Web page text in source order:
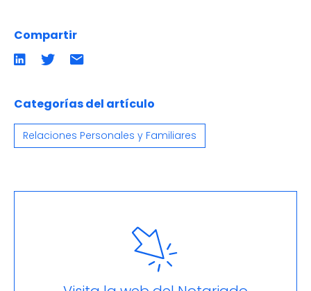
Compartir
Compartir
en
Compartir
en
Compartir
por
email
Categorías del artículo
Relaciones Personales y Familiares